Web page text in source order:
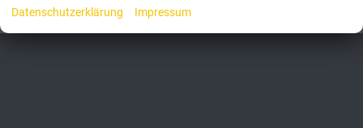
Datenschutzerklärung Impressum